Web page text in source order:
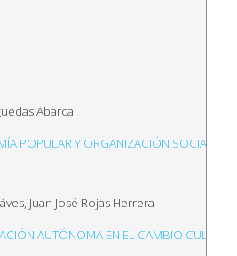
Abarca
POPULAR Y ORGANIZACIÓN SOCIAL
Juan José Rojas Herrera
AUTÓNOMA EN EL CAMBIO